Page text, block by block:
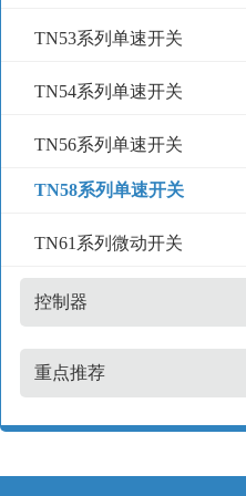
TN53系列单速开关
TN54系列单速开关
TN56系列单速开关
TN58系列单速开关
TN61系列微动开关
控制器
重点推荐